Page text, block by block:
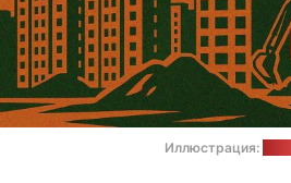
Иллюстрация: